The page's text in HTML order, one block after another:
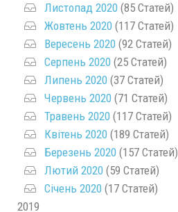
Листопад 2020 (85 Статей)
Жовтень 2020 (117 Статей)
Вересень 2020 (92 Статей)
Серпень 2020 (25 Статей)
Липень 2020 (37 Статей)
Червень 2020 (71 Статей)
Травень 2020 (117 Статей)
Квітень 2020 (189 Статей)
Березень 2020 (157 Статей)
Лютий 2020 (59 Статей)
Січень 2020 (17 Статей)
2019